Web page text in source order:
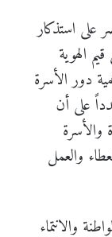
استذكار
الهوية
دور الأسرة
على أن
والأسرة
والعمل
والانتماء